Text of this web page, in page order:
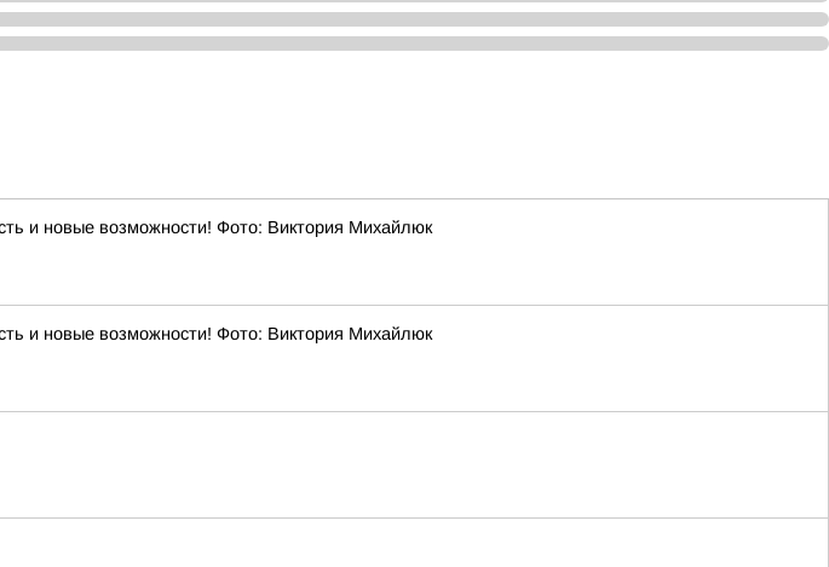
и новые возможности! Фото: Виктория Михайлюк
и новые возможности! Фото: Виктория Михайлюк